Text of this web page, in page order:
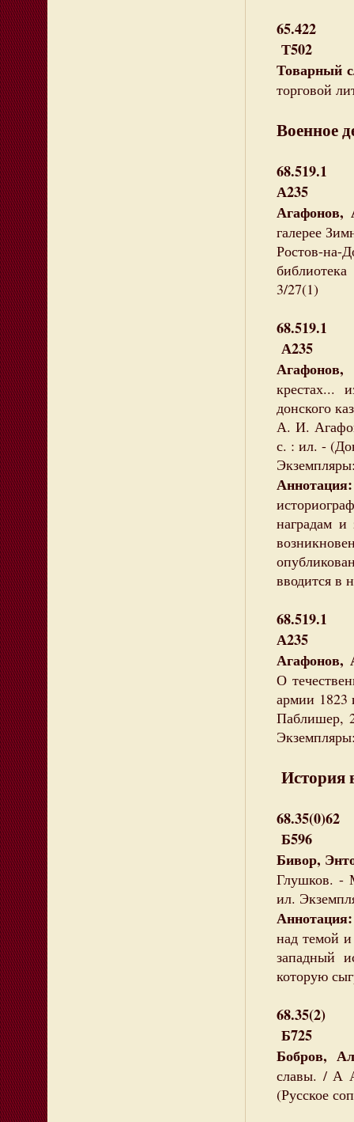
65.422
Т502
Товарный
торговой
Военное
68.519.1
А235
Агафонов,
галерее
Ростов-на-
3/27(1)
68.519.1
А235
крестах...
донского
А. И.
с. : ил. -
Аннотация:
наградам и
вводится в
68.519.1
А235
Агафонов,
О
армии 1823
Паблишер,
История
68.35(0)62
Б596
Бивор,
Глушков. -
ил.
над темой
западный
которую
68.35(2)
Б725
Бобров,
славы. / А
(Русское